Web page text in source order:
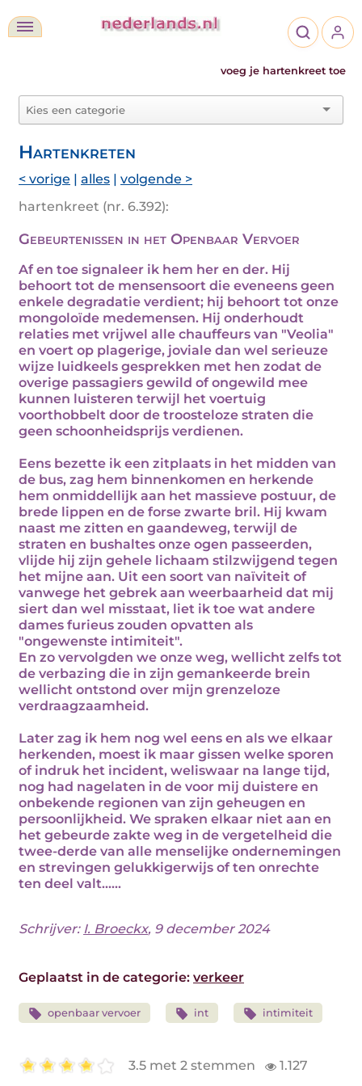
voeg je hartenkreet toe
Hartenkreten
< vorige | alles | volgende >
hartenkreet (nr. 6.392):
Gebeurtenissen in het Openbaar Vervoer
Af en toe signaleer ik hem her en der. Hij
behoort tot de mensensoort die eveneens geen
enkele degradatie verdient; hij behoort tot onze
mongoloïde medemensen. Hij onderhoudt
relaties met vrijwel alle chauffeurs van "Veolia"
en voert op plagerige, joviale dan wel serieuze
wijze luidkeels gesprekken met hen zodat de
overige passagiers gewild of ongewild mee
kunnen luisteren terwijl het voertuig
voorthobbelt door de troosteloze straten die
geen schoonheidsprijs verdienen.
Eens bezette ik een zitplaats in het midden van
de bus, zag hem binnenkomen en herkende
hem onmiddellijk aan het massieve postuur, de
brede lippen en de forse zwarte bril. Hij kwam
naast me zitten en gaandeweg, terwijl de
straten en bushaltes onze ogen passeerden,
vlijde hij zijn gehele lichaam stilzwijgend tegen
het mijne aan. Uit een soort van naïviteit of
vanwege het gebrek aan weerbaarheid dat mij
siert dan wel misstaat, liet ik toe wat andere
dames furieus zouden opvatten als
"ongewenste intimiteit".
En zo vervolgden we onze weg, wellicht zelfs tot
de verbazing die in zijn gemankeerde brein
wellicht ontstond over mijn grenzeloze
verdraagzaamheid.
Later zag ik hem nog wel eens en als we elkaar
herkenden, moest ik maar gissen welke sporen
of indruk het incident, weliswaar na lange tijd,
nog had nagelaten in de voor mij duistere en
onbekende regionen van zijn geheugen en
persoonlijkheid. We spraken elkaar niet aan en
het gebeurde zakte weg in de vergetelheid die
twee-derde van alle menselijke ondernemingen
en strevingen gelukkigerwijs of ten onrechte
ten deel valt......
Schrijver: I. Broeckx, 9 december 2024
Geplaatst in de categorie: verkeer
openbaar vervoer int intimiteit
3.5 met 2 stemmen 1.127